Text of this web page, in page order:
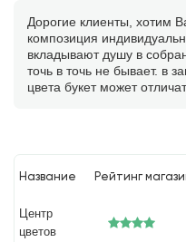
Дорогие клиенты, хотим
композиция
вкладывают душу в
точь в точь не бывает. в
цвета букет может
Название Рейтинг
Центр
цветов